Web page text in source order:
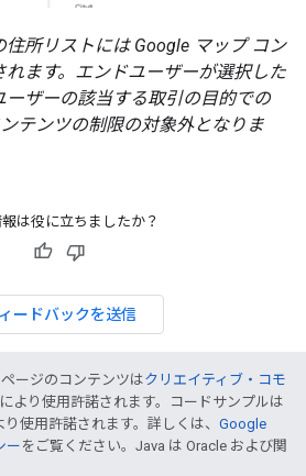
所リストには Google マップ コン
れます。エンドユーザーが選択した
ーザーの該当する取引の目的での
テンツの制限の対象外となりま
は役に立ちましたか？
ードバックを送信
ージのコンテンツはクリエイティブ・コモ
により使用許諾されます。コードサンプルは
り使用許諾されます。詳しくは、 Google
ー をご覧ください。Java は Oracle および関